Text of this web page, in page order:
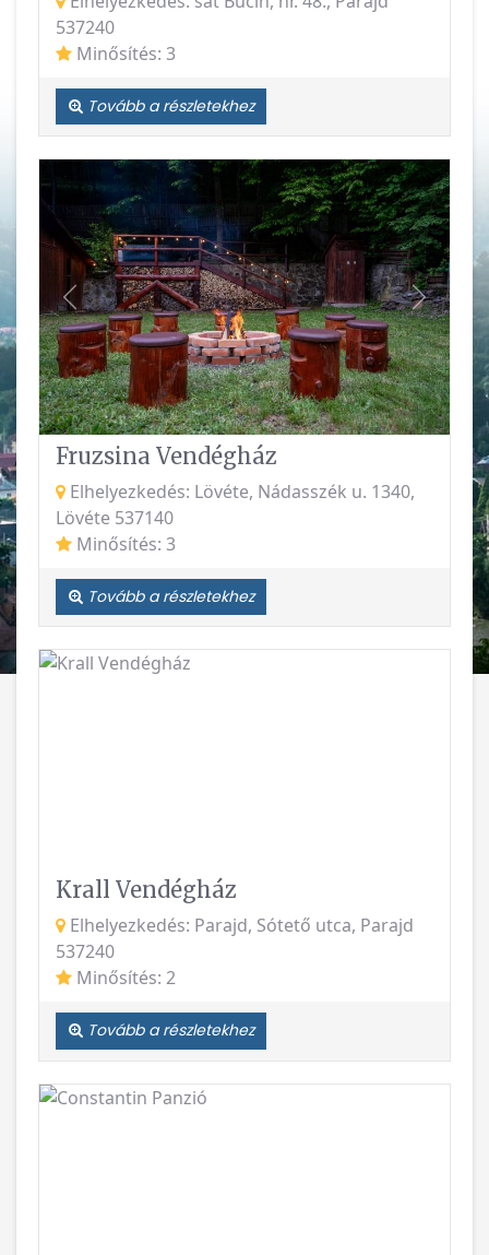
537240
Minősítés: 3
Tovább a részletekhez
Vissza
Fruzsina Vendégház
Elhelyezkedés: Lövéte, Nádasszék u. 1340,
Lövéte 537140
Minősítés: 3
Tovább a részletekhez
Krall Vendégház
Elhelyezkedés: Parajd, Sótető utca, Parajd
537240
Minősítés: 2
Tovább a részletekhez